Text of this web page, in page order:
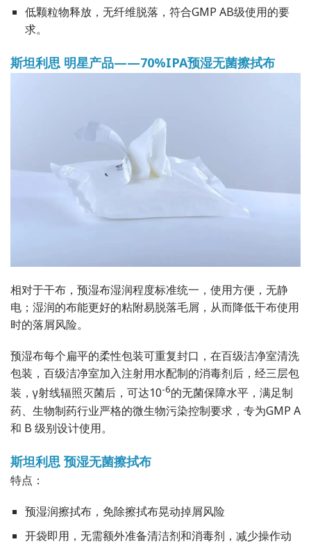
低颗粒物释放，无纤维脱落，符合GMP AB级使用的要
求。
斯坦利思 明星产品——70%IPA预湿无菌擦拭布
相对于干布，预湿布湿润程度标准统一，使用方便，无静
电；湿润的布能更好的粘附易脱落毛屑，从而降低干布使用
时的落屑风险。
预湿布每个扁平的柔性包装可重复封口，在百级洁净室清洗
包装，百级洁净室加入注射用水配制的消毒剂后，经三层包
装，γ射线辐照灭菌后，可达10-6的无菌保障水平，满足制
药、生物制药行业严格的微生物污染控制要求，专为GMP A
和 B 级别设计使用。
斯坦利思 预湿无菌擦拭布
特点：
预湿润擦拭布，免除擦拭布晃动掉屑风险
开袋即用，无需额外准备清洁剂和消毒剂，减少操作动